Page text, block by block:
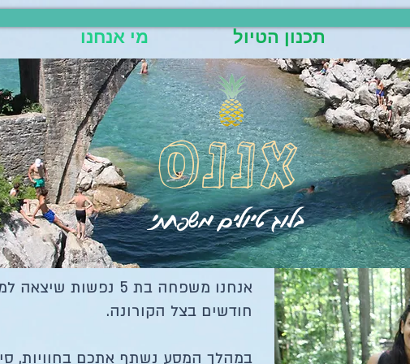
מי אנחנו תכנון הטיול
נעים מאוד!
אנחנו האהרונים, משפחה
הי, שמחים שמצאתם את האתר שלנו!
אנחנו משפחה בת 5
חודשים בצל הקורונה.
במהלך המסע נשתף אתכם בחוויות,
אננס
בלוג טיולים משפחתי